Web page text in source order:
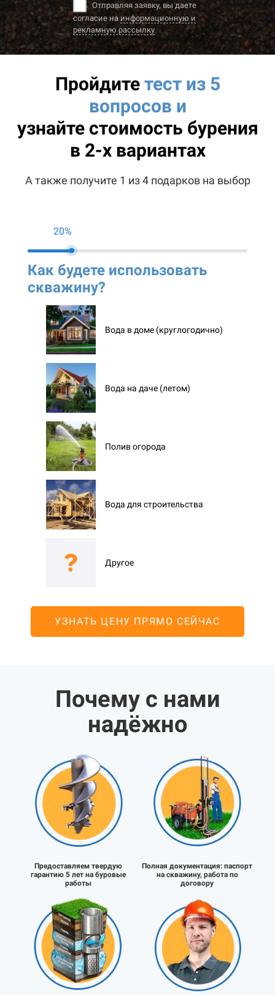
Отправляя заявку, вы даете
согласие наинформационную и
рекламную рассылку
Пройдитетест из 5
вопросов и
узнайте стоимость бурения
в 2-х вариантах
А также получите 1 из 4 подарков на выбор
20%
Как будете использовать
скважину?
Вода в доме (круглогодично)
Вода на даче (летом)
Полив огорода
Вода для строительства
Другое
УЗНАТЬ ЦЕНУ ПРЯМО СЕЙЧАС
Почему с нами
надёжно
Предоставляем твердую
гарантию 5 лет на буровые
работы
Полная документация: паспорт
на скважину, работа по
договору